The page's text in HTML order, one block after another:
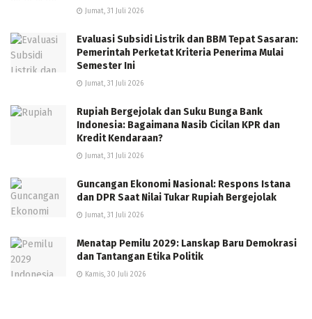
Jumat, 31 Juli 2026
Evaluasi Subsidi Listrik dan BBM Tepat Sasaran:
Pemerintah Perketat Kriteria Penerima Mulai
Semester Ini
Jumat, 31 Juli 2026
Rupiah Bergejolak dan Suku Bunga Bank
Indonesia: Bagaimana Nasib Cicilan KPR dan
Kredit Kendaraan?
Jumat, 31 Juli 2026
Guncangan Ekonomi Nasional: Respons Istana
dan DPR Saat Nilai Tukar Rupiah Bergejolak
Jumat, 31 Juli 2026
Menatap Pemilu 2029: Lanskap Baru Demokrasi
dan Tantangan Etika Politik
Kamis, 30 Juli 2026